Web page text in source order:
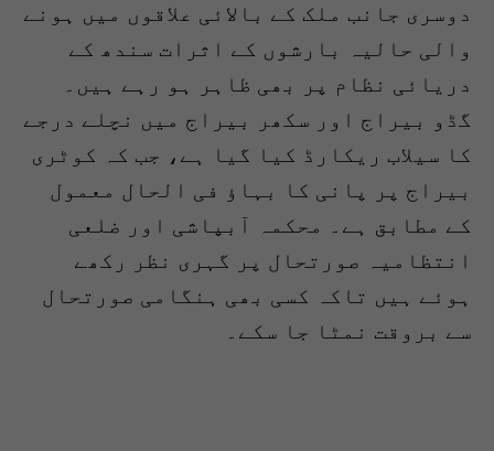
دوسری جانب ملک کے بالائی علاقوں میں ہونے
والی حالیہ بارشوں کے اثرات سندھ کے
دریائی نظام پر بھی ظاہر ہو رہے ہیں۔
گڈو بیراج اور سکھر بیراج میں نچلے درجے
کا سیلاب ریکارڈ کیا گیا ہے، جب کہ کوٹری
بیراج پر پانی کا بہاؤ فی الحال معمول
کے مطابق ہے۔ محکمہ آبپاشی اور ضلعی
انتظامیہ صورتحال پر گہری نظر رکھے
ہوئے ہیں تاکہ کسی بھی ہنگامی صورتحال
سے بروقت نمٹا جا سکے۔